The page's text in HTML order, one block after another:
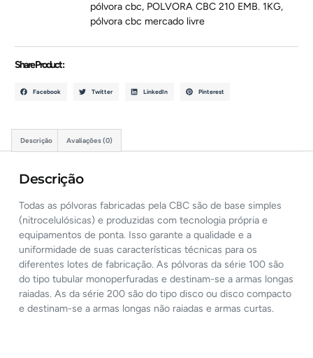
pólvora cbc, POLVORA CBC 210 EMB. 1KG,
pólvora cbc mercado livre
Share Product :
Facebook Twitter LinkedIn Pinterest
Descrição Avaliações (0)
Descrição
Todas as pólvoras fabricadas pela CBC são de base simples
(nitrocelulósicas) e produzidas com tecnologia própria e
equipamentos de ponta. Isso garante a qualidade e a
uniformidade de suas características técnicas para os
diferentes lotes de fabricação. As pólvoras da série 100 são
do tipo tubular monoperfuradas e destinam-se a armas longas
raiadas. As da série 200 são do tipo disco ou disco compacto
e destinam-se a armas longas não raiadas e armas curtas.